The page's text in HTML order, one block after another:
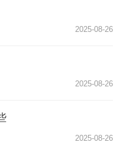
2025-08-26
2025-08-26
2025-08-26